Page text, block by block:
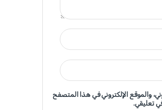
والموقع الإلكتروني في هذا المتصفح
تعليقي.